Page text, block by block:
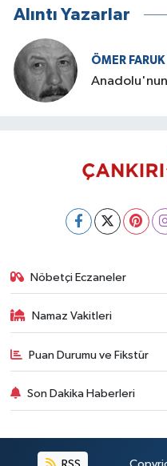
Alıntı Yazarlar
ÖMER
Anadolu'nun
Nöbetçi Eczaneler
Namaz Vakitleri
Puan Durumu ve Fikstür
Son Dakika Haberleri